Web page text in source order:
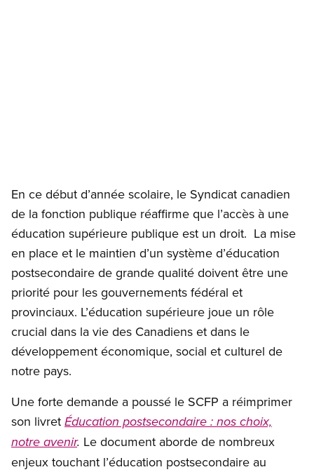
Open image in modal
En ce début d’année scolaire, le Syndicat canadien
de la fonction publique réaffirme que l’accès à une
éducation supérieure publique est un droit. La mise
en place et le maintien d’un système d’éducation
postsecondaire de grande qualité doivent être une
priorité pour les gouvernements fédéral et
provinciaux. L’éducation supérieure joue un rôle
crucial dans la vie des Canadiens et dans le
développement économique, social et culturel de
notre pays.
Une forte demande a poussé le SCFP a réimprimer
son livret Éducation postsecondaire : nos choix,
notre avenir. Le document aborde de nombreux
enjeux touchant l’éducation postsecondaire au